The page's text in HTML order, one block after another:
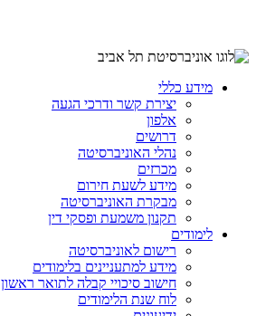
מידע כללי
יצירת קשר ודרכי הגעה
אלפון
דרושים
נהלי האוניברסיטה
מכרזים
מידע לשעת חירום
מבקרת האוניברסיטה
תקנון משמעת ופסקי דין
לימודים
רישום לאוניברסיטה
מידע למתעניינים בלימודים
חישוב סיכויי קבלה לתואר ראשון
לוח שנת הלימודים